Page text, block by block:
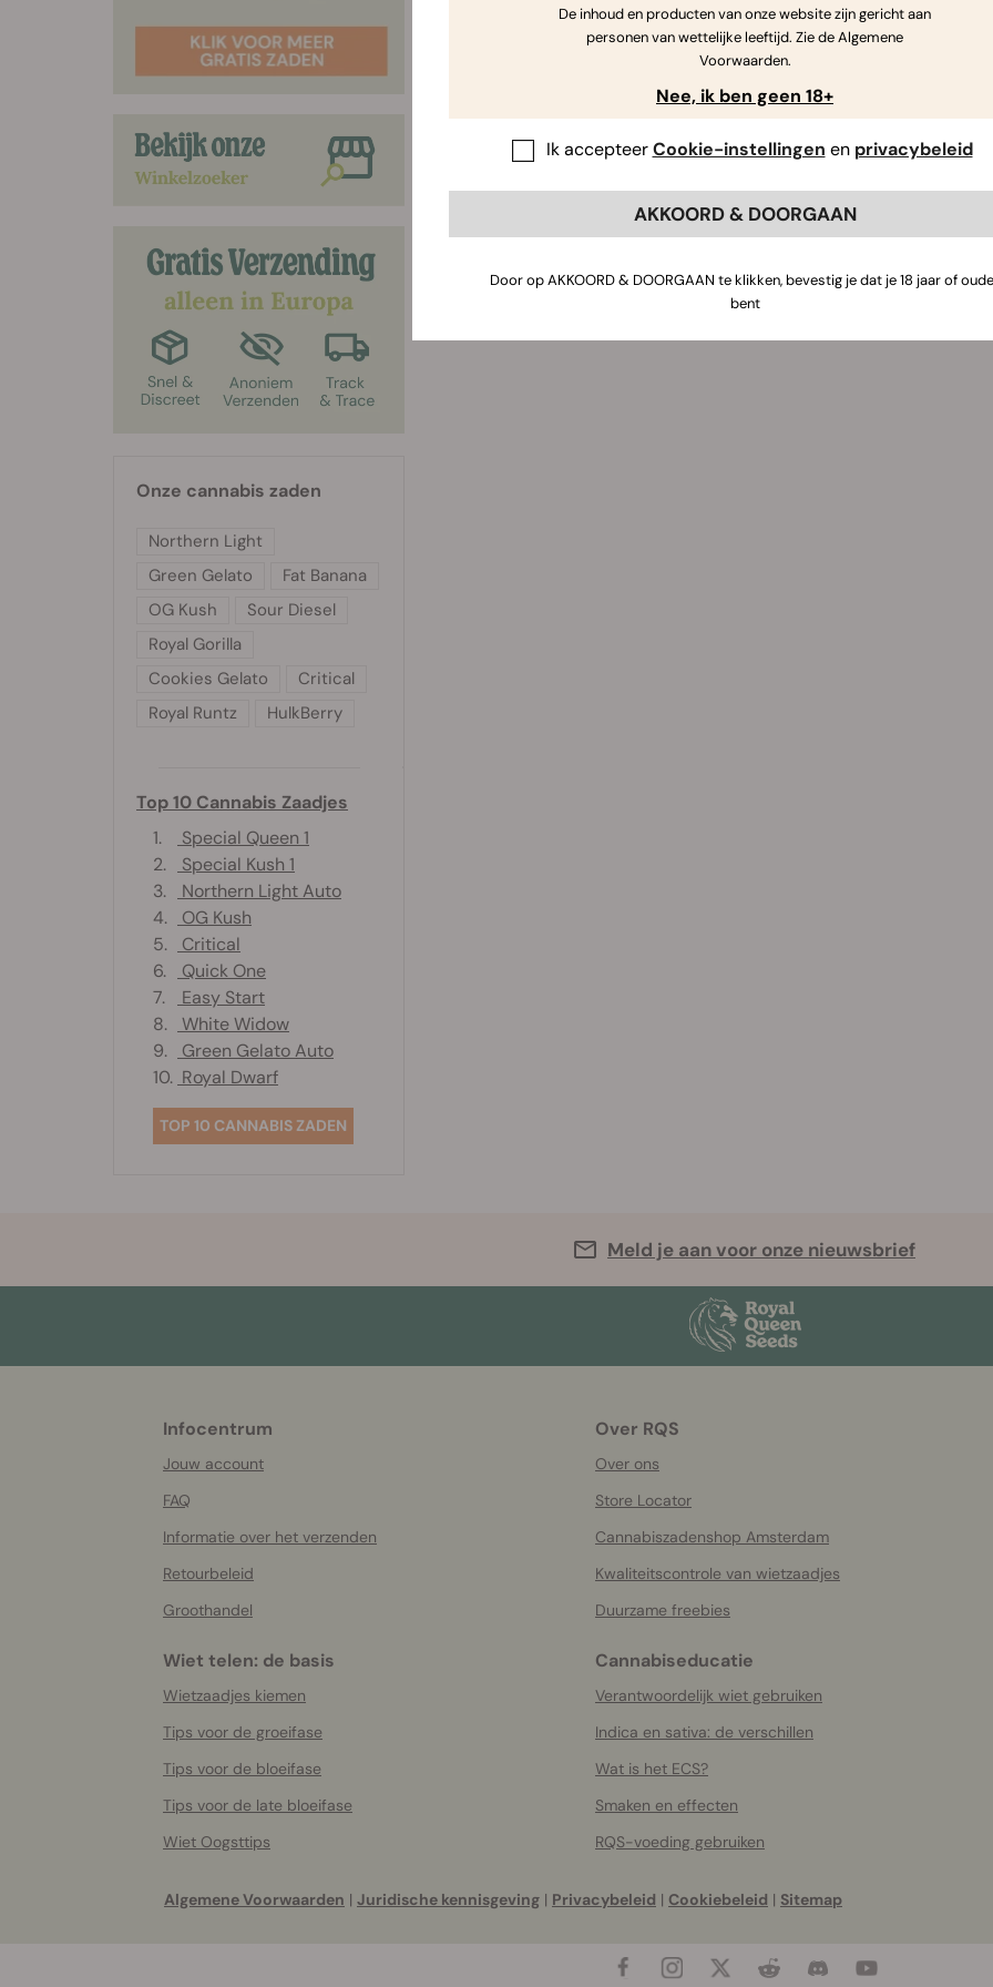
Onze cannabis zaden
Northern Light
Green Gelato
Fat Banana
OG Kush
Sour Diesel
Royal Gorilla
Cookies Gelato
Critical
Royal Runtz
HulkBerry
Top 10 Cannabis Zaadjes
1.
Special Queen 1
2.
Special Kush 1
3.
Northern Light Auto
4.
OG Kush
5.
Critical
6.
Quick One
7.
Easy Start
8.
White Widow
9.
Green Gelato Auto
10. Royal Dwarf
TOP 10 CANNABIS ZADEN
Meld je aan voor onze nieuwsbrief
Infocentrum
Jouw account
FAQ
Informatie over het verzenden
Retourbeleid
Groothandel
Over RQS
Over ons
Store Locator
Cannabiszadenshop Amsterdam
Kwaliteitscontrole van wietzaadjes
Duurzame freebies
Wiet telen: de basis
Wietzaadjes kiemen
Tips voor de groeifase
Tips voor de bloeifase
Tips voor de late bloeifase
Wiet Oogsttips
Cannabiseducatie
Verantwoordelijk wiet gebruiken
Indica en sativa: de verschillen
Wat is het ECS?
Smaken en effecten
RQS-voeding gebruiken
Algemene Voorwaarden | Juridische kennisgeving | Privacybeleid | Cookiebeleid | Sitemap
De inhoud en producten van onze website zijn gericht aan
personen van wettelijke leeftijd. Zie de Algemene
Voorwaarden.
Nee, ik ben geen 18+
Ik accepteerCookie-instellingen en privacybeleid
AKKOORD & DOORGAAN
Door op AKKOORD & DOORGAAN te klikken, bevestig je dat je 18 jaar of
bent